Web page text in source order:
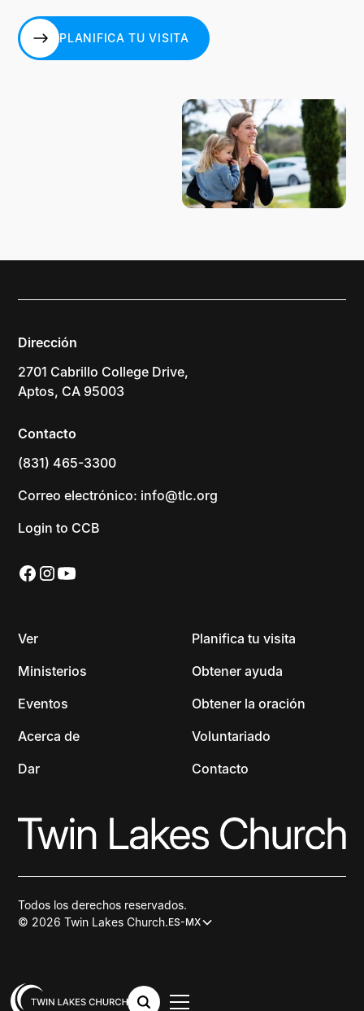
PLANIFICA TU VISITA
Dirección
2701 Cabrillo College Drive,
Aptos, CA 95003
Contacto
(831) 465-3300
Correo electrónico: info@tlc.org
Login to CCB
Ver
Ministerios
Eventos
Acerca de
Dar
Planifica tu visita
Obtener ayuda
Obtener la oración
Voluntariado
Contacto
© 2026 Twin Lakes Church.ES-MX
Todos los derechos reservados.